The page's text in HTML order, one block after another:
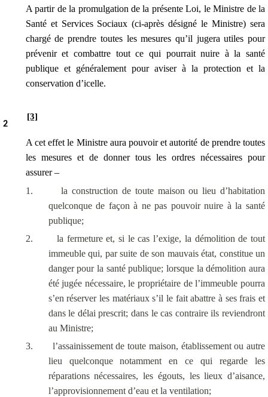
A partir de la promulgation de la présente Loi, le Ministre de la
Santé et Services Sociaux (ci-après désigné le Ministre) sera
chargé de prendre toutes les mesures qu’il jugera utiles pour
prévenir et combattre tout ce qui pourrait nuire à la santé
publique et généralement pour aviser à la protection et la
conservation d’icelle.
2
[3]
A cet effet le Ministre aura pouvoir et autorité de prendre toutes
les mesures et de donner tous les ordres nécessaires pour
assurer –
1.
la construction de toute maison ou lieu d’habitation
quelconque de façon à ne pas pouvoir nuire à la santé
publique;
2.
la fermeture et, si le cas l’exige, la démolition de tout
immeuble qui, par suite de son mauvais état, constitue un
danger pour la santé publique; lorsque la démolition aura
été jugée nécessaire, le propriétaire de l’immeuble pourra
s’en réserver les matériaux s’il le fait abattre à ses frais et
dans le délai prescrit; dans le cas contraire ils reviendront
au Ministre;
3.
l’assainissement de toute maison, établissement ou autre
lieu quelconque notamment en ce qui regarde les
réparations nécessaires, les égouts, les lieux d’aisance,
l’approvisionnement d’eau et la ventilation;